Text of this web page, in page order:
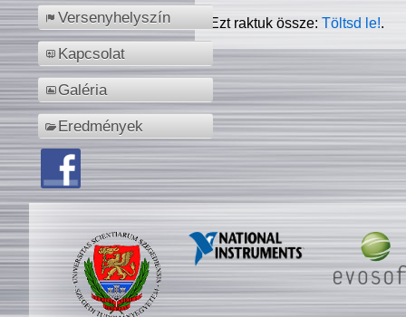
Versenyhelyszín
Kapcsolat
Galéria
Eredmények
Ezt raktuk össze:Töltsd le!.